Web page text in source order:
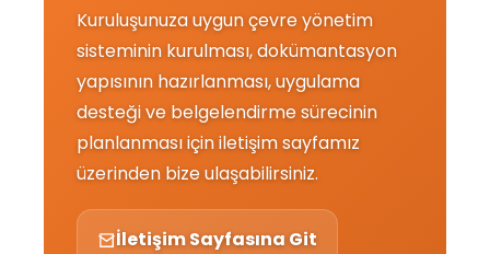
Kuruluşunuza uygun çevre yönetim
sisteminin kurulması, dokümantasyon
yapısının hazırlanması, uygulama
desteği ve belgelendirme sürecinin
planlanması için iletişim sayfamız
üzerinden bize ulaşabilirsiniz.
İletişim Sayfasına Git